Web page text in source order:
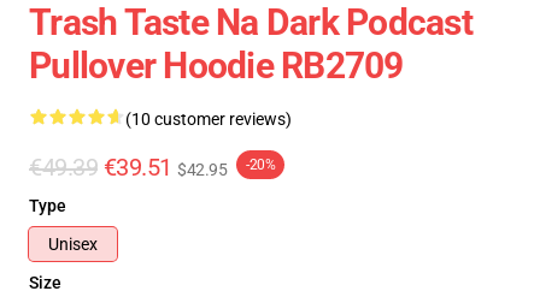
Trash Taste Na Dark Podcast
Pullover Hoodie RB2709
(10 customer reviews)
€49.39 €39.51 $42.95 -20%
Type
Unisex
Size